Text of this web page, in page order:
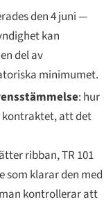
den 4 juni —
kan
del av
minimumet.
: hur
kontraktet, att det
ribban, TR 101
som klarar den med
kontrollerar att